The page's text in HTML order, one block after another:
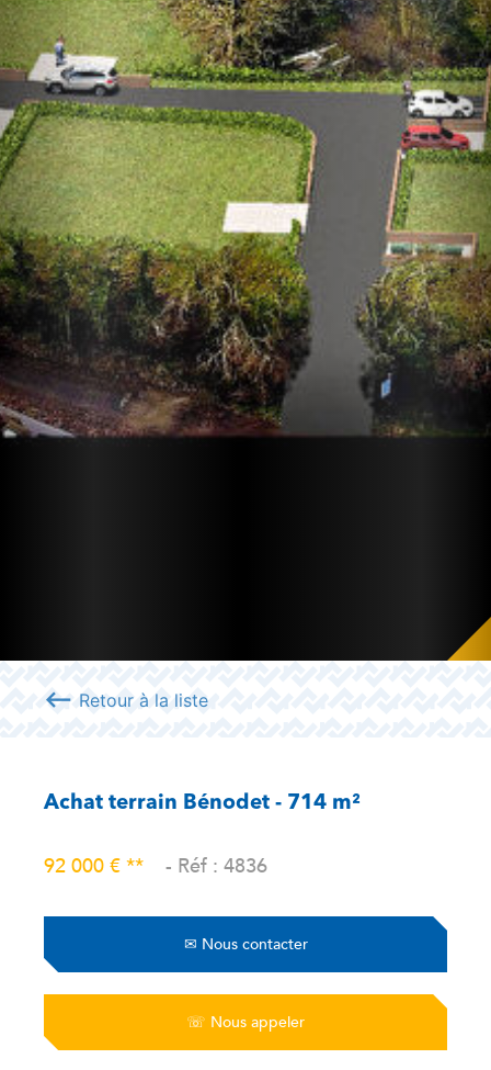
⟵ Retour à la liste
Achat terrain Bénodet - 714 m²
92 000 € ** - Réf : 4836
✉ Nous contacter
☏ Nous appeler